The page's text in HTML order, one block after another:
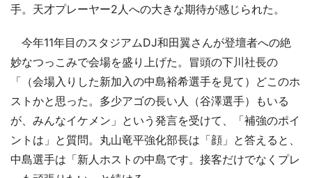
手。天才プレーヤー2人への大きな期待が感じられた。
今年11年目のスタジアムDJ和田翼さんが登壇者への絶
妙なつっこみで会場を盛り上げた。冒頭の下川社長の
「（会場入りした新加入の中島裕希選手を見て）どこのホ
ストかと思った。多少アゴの長い人（谷澤選手）もいる
が、みんなイケメン」という発言を受けて、「補強のポイ
ントは」と質問。丸山竜平強化部長は「顔」と答えると、
中島選手は「新人ホストの中島です。接客だけでなくプレ